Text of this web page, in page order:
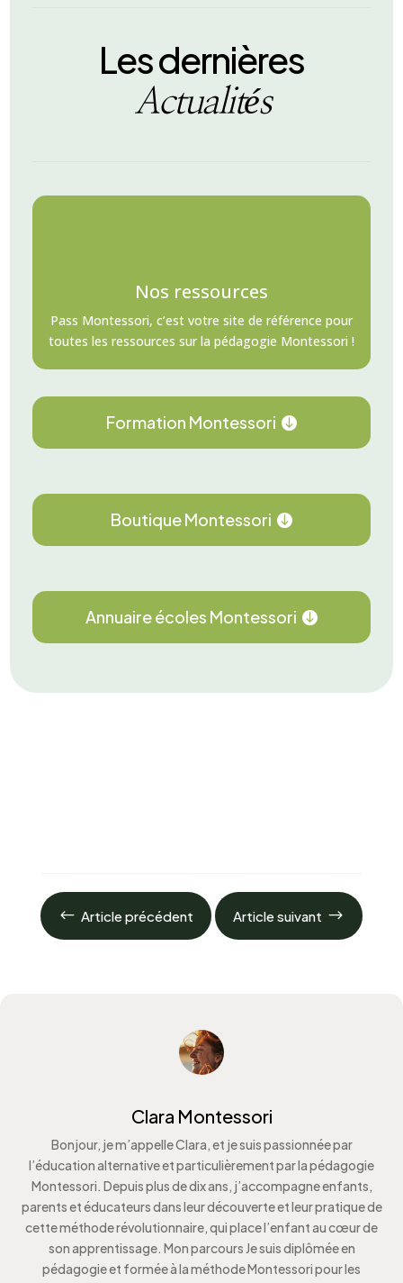
Les dernières
Actualités
Nos ressources
Pass Montessori, c’est votre site de référence pour
toutes les ressources sur la pédagogie Montessori !
Formation Montessori
Boutique Montessori
Annuaire écoles Montessori
# Article précédent Article suivant $
Clara Montessori
Bonjour, je m’appelle Clara, et je suis passionnée par
l’éducation alternative et particulièrement par la pédagogie
Montessori. Depuis plus de dix ans, j’accompagne enfants,
parents et éducateurs dans leur découverte et leur pratique de
cette méthode révolutionnaire, qui place l’enfant au cœur de
son apprentissage. Mon parcours Je suis diplômée en
pédagogie et formée à la méthode Montessori pour les